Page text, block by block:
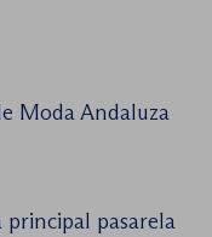
Moda Andaluza
principal pasarela